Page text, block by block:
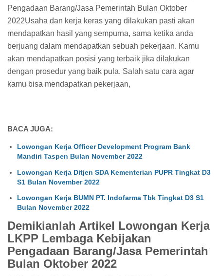
Pengadaan Barang/Jasa Pemerintah Bulan Oktober
2022Usaha dan kerja keras yang dilakukan pasti akan
mendapatkan hasil yang sempurna, sama ketika anda
berjuang dalam mendapatkan sebuah pekerjaan. Kamu
akan mendapatkan posisi yang terbaik jika dilakukan
dengan prosedur yang baik pula. Salah satu cara agar
kamu bisa mendapatkan pekerjaan,
BACA JUGA:
Lowongan Kerja Officer Development Program Bank
Mandiri Taspen Bulan November 2022
Lowongan Kerja Ditjen SDA Kementerian PUPR Tingkat D3
S1 Bulan November 2022
Lowongan Kerja BUMN PT. Indofarma Tbk Tingkat D3 S1
Bulan November 2022
Demikianlah Artikel Lowongan Kerja
LKPP Lembaga Kebijakan
Pengadaan Barang/Jasa Pemerintah
Bulan Oktober 2022